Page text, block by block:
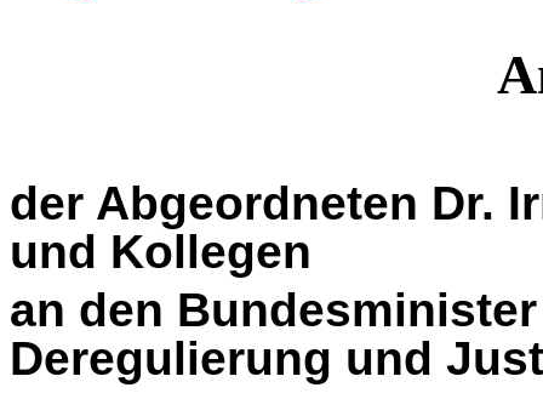
der Abgeordneten Dr.
und Kollegen
an den
Deregulierung und